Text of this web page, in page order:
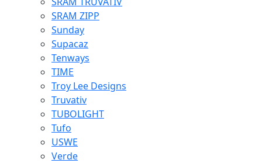
SRAM ZIPP
Sunday
Supacaz
Tenways
TIME
Troy Lee Designs
Truvativ
TUBOLIGHT
Tufo
USWE
Verde